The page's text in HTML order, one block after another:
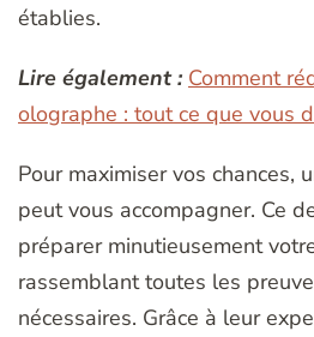
établies.
Lire également : Comment
olographe : tout ce que vous
Pour maximiser vos chances,
peut vous accompagner. Ce
préparer minutieusement
rassemblant toutes les
nécessaires. Grâce à leur